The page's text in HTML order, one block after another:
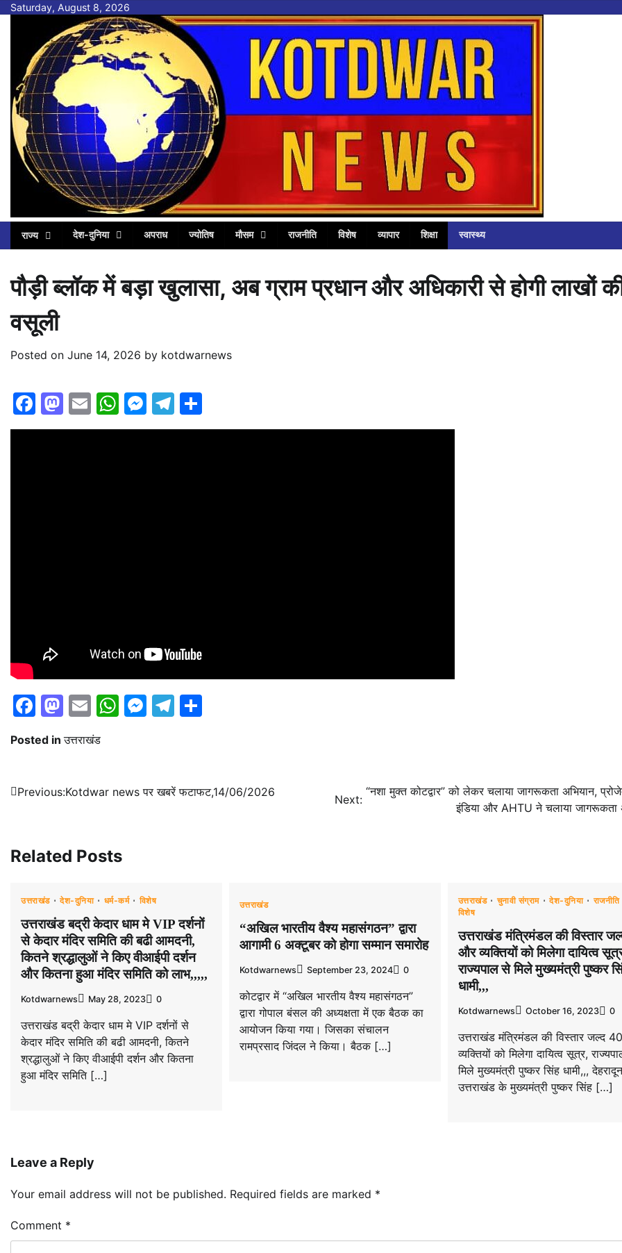
SkipSaturday, August 8, 2026
राज्य देश-दुनिया अपराध ज्योतिष मौसम राजनीति विशेष व्यापार शिक्षा स्वास्थ्य
पौड़ी ब्लॉक में बड़ा खुलासा, अब ग्राम प्रधान और अधिकारी से होगी लाखों
वसूली
Posted on June 14, 2026 by kotdwarnews
Facebook
Mastodon
EmailWhatsApp
Messenger
Telegram
Facebook
Mastodon
EmailWhatsApp
Messenger
Telegram
Posted inउत्तराखंड
Post
Previous:Kotdwar news पर खबरें फटाफट,14/06/2026
Next:
“नशा मुक्त कोटद्वार” को लेकर चलाया जागरूकता अभियान,
इंडिया और AHTU ने चलाया जागरूकता
Related Posts
उत्तराखंड देश-दुनिया धर्म-कर्म विशेष
उत्तराखंड बद्री केदार धाम मे VIP दर्शनों
से केदार मंदिर समिति की बढी आमदनी,
कितने श्रद्धालुओं ने किए वीआईपी दर्शन
और कितना हुआ मंदिर समिति को लाभ,,,,,
Kotdwarnews May 28, 2023 0
उत्तराखंड बद्री केदार धाम मे VIP दर्शनों से
केदार मंदिर समिति की बढी आमदनी, कितने
श्रद्धालुओं ने किए वीआईपी दर्शन और कितना
हुआ मंदिर समिति […]
उत्तराखंड
“अखिल भारतीय वैश्य महासंगठन” द्वारा
आगामी 6 अक्टूबर को होगा सम्मान समारोह
Kotdwarnews September 23, 2024 0
कोटद्वार में “अखिल भारतीय वैश्य महासंगठन”
द्वारा गोपाल बंसल की अध्यक्षता में एक बैठक का
आयोजन किया गया। जिसका संचालन
रामप्रसाद जिंदल ने किया। बैठक […]
उत्तराखंड चुनावी संग्राम देश-दुनिया
राजनीति
विशेष
उत्तराखंड मंत्रिमंडल की विस्तार
और व्यक्तियों को मिलेगा दायित्व
राज्यपाल से मिले मुख्यमंत्री पुष्कर
धामी,,,
Kotdwarnews October 16, 2023 0
उत्तराखंड मंत्रिमंडल की विस्तार जल्द
व्यक्तियों को मिलेगा दायित्व सूत्र,
मिले मुख्यमंत्री पुष्कर सिंह धामी,,,
उत्तराखंड के मुख्यमंत्री पुष्कर सिंह […]
Leave a Reply
Your email address will not be published. Required fields are marked *
Comment *